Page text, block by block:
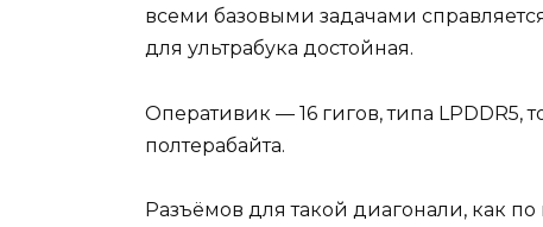
всеми базовыми задачами
для ультрабука достойная.
Оперативик — 16 гигов, типа LPDDR5,
полтерабайта.
Разъёмов для такой диагонали, как